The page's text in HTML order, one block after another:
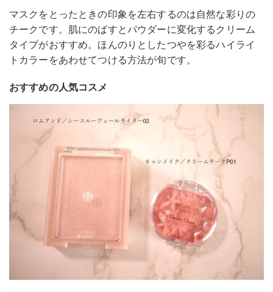
マスクをとったときの印象を左右するのは自然な彩りの
チークです。肌にのばすとパウダーに変化するクリーム
タイプがおすすめ。ほんのりとしたつやを彩るハイライ
トカラーをあわせてつける方法が旬です。
おすすめの人気コスメ